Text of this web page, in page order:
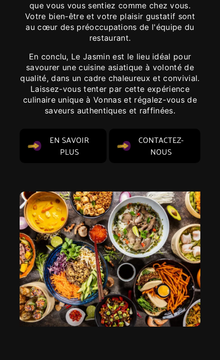
que vous vous sentiez comme chez vous.
Votre bien-être et votre plaisir gustatif sont
au cœur des préoccupations de l'équipe du
restaurant.
En conclu, Le Jasmin est le lieu idéal pour
savourer une cuisine asiatique à volonté de
qualité, dans un cadre chaleureux et convivial.
Laissez-vous tenter par cette expérience
culinaire unique à Vonnas et régalez-vous de
saveurs authentiques et raffinées.
EN SAVOIR
PLUS
CONTACTEZ-
NOUS